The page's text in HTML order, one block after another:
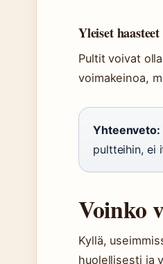
Yleiset haasteet
Pultit voivat
voimakeinoa,
Yhteenveto:
pultteihin, ei
Voinko
Kyllä,
huolellisesti ja